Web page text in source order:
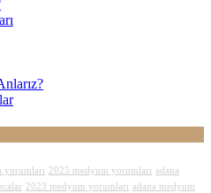
yorumları 2025 medyum yorumları adana
2023 medyum yorumları adana medyum